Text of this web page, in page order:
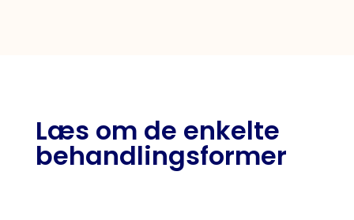
Læs om de enkelte
behandlingsformer